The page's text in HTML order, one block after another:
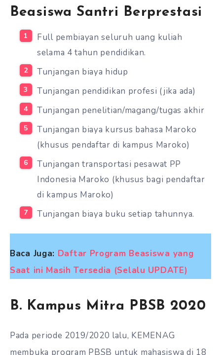
Beasiswa Santri Berprestasi
Full pembiayan seluruh uang kuliah
selama 4 tahun pendidikan.
Tunjangan biaya hidup
Tunjangan pendidikan profesi (jika ada)
Tunjangan penelitian/magang/tugas akhir
Tunjangan biaya kursus bahasa Maroko
(khusus pendaftar di kampus Maroko)
Tunjangan transportasi pesawat PP
Indonesia Maroko (khusus bagi pendaftar
di kampus Maroko)
Tunjangan biaya buku setiap tahunnya.
Baca Juga: Daftar Program Beasiswa yang
Saat ini Masih Tersedia (Selalu UPDATE)
B. Kampus Mitra PBSB 2020
Pada periode 2019/2020 lalu, KEMENAG
membuka program PBSB untuk mahasiswa di 18